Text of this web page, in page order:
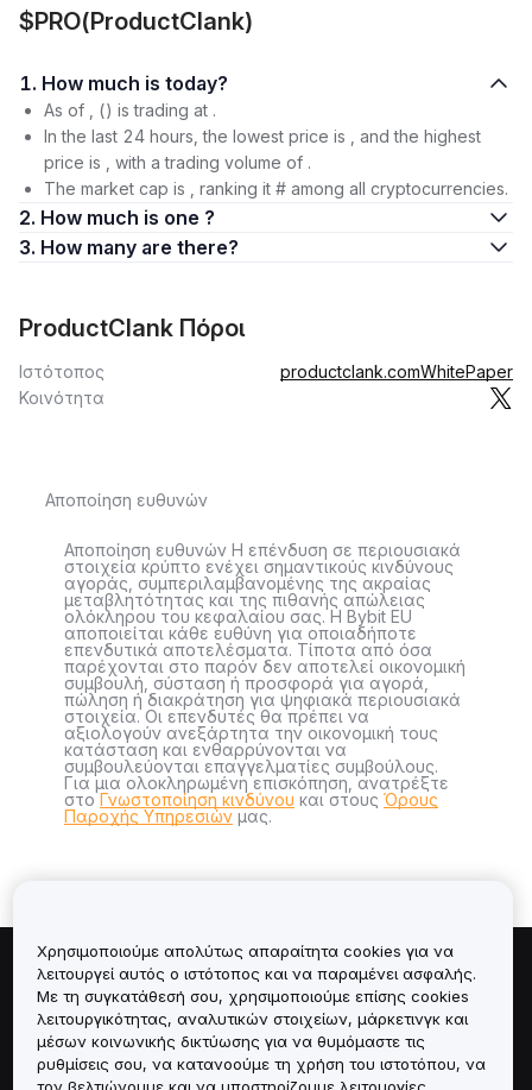
$PRO(ProductClank)
1. How much is today?
As of , () is trading at .
In the last 24 hours, the lowest price is , and the highest
price is , with a trading volume of .
The market cap is , ranking it # among all cryptocurrencies.
2. How much is one ?
3. How many are there?
ProductClank Πόροι
Ιστότοπος productclank.comWhitePaper
Κοινότητα
Αποποίηση ευθυνών
Αποποίηση ευθυνών Η επένδυση σε περιουσιακά
στοιχεία κρύπτο ενέχει σημαντικούς κινδύνους
αγοράς, συμπεριλαμβανομένης της ακραίας
μεταβλητότητας και της πιθανής απώλειας
ολόκληρου του κεφαλαίου σας. Η Bybit EU
αποποιείται κάθε ευθύνη για οποιαδήποτε
επενδυτικά αποτελέσματα. Τίποτα από όσα
παρέχονται στο παρόν δεν αποτελεί οικονομική
συμβουλή, σύσταση ή προσφορά για αγορά,
πώληση ή διακράτηση για ψηφιακά περιουσιακά
στοιχεία. Οι επενδυτές θα πρέπει να
αξιολογούν ανεξάρτητα την οικονομική τους
κατάσταση και ενθαρρύνονται να
συμβουλεύονται επαγγελματίες συμβούλους.
Για μια ολοκληρωμένη επισκόπηση, ανατρέξτε
στοΓνωστοποίηση κινδύνου και στους Όρους
Παροχής Υπηρεσιών μας.
Πληροφορίες για
Υπηρεσίες
Χρησιμοποιούμε απολύτως απαραίτητα cookies για να
λειτουργεί αυτός ο ιστότοπος και να παραμένει ασφαλής.
Με τη συγκατάθεσή σου, χρησιμοποιούμε επίσης cookies
λειτουργικότητας, αναλυτικών στοιχείων, μάρκετινγκ και
μέσων κοινωνικής δικτύωσης για να θυμόμαστε τις
ρυθμίσεις σου, να κατανοούμε τη χρήση του ιστοτόπου, να